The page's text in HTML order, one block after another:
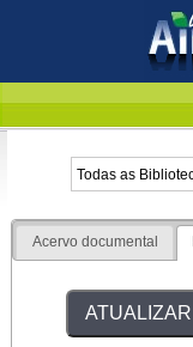
Acervo documental